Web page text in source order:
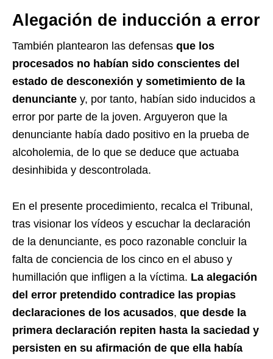
Alegación de inducción a error
También plantearon las defensas que los
procesados no habían sido conscientes del
estado de desconexión y sometimiento de la
denunciante y, por tanto, habían sido inducidos a
error por parte de la joven. Arguyeron que la
denunciante había dado positivo en la prueba de
alcoholemia, de lo que se deduce que actuaba
desinhibida y descontrolada.
En el presente procedimiento, recalca el Tribunal,
tras visionar los vídeos y escuchar la declaración
de la denunciante, es poco razonable concluir la
falta de conciencia de los cinco en el abuso y
humillación que infligen a la víctima. La alegación
del error pretendido contradice las propias
declaraciones de los acusados, que desde la
primera declaración repiten hasta la saciedad y
persisten en su afirmación de que ella había